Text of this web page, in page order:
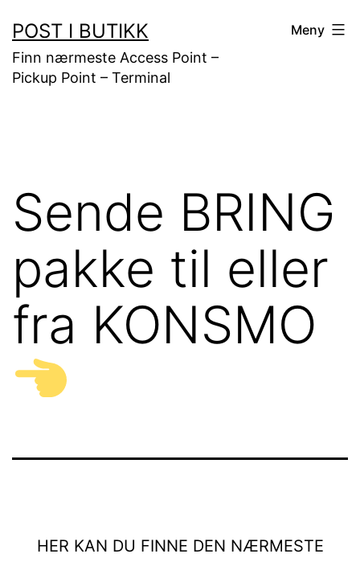
til
innhold
POST I BUTIKK
Finn nærmeste Access Point –
Pickup Point – Terminal
Meny
Sende BRING
pakke til eller
fra KONSMO
HER KAN DU FINNE DEN NÆRMESTE